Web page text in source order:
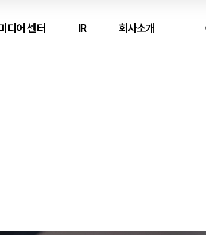
디어 센터 IR 회사소개